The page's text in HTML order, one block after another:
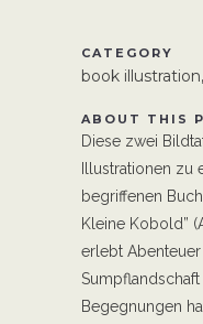
CATEGORY
book
ABOUT THIS
Diese zwei
Illustrationen zu
begriffenen
Kleine Kobold”
erlebt
Begegnungen